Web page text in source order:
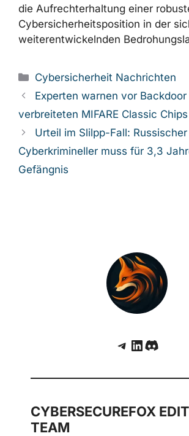
die Aufrechterhaltung einer
Cybersicherheitsposition in der
weiterentwickelnden
Kategorien
Cybersicherheit Nachrichten
Experten warnen vor
verbreiteten MIFARE Classic Chips
Urteil im Slilpp-Fall: Russischer
Cyberkrimineller muss für 3,3
Gefängnis
Telegram
LinkedIn
Discord
CYBERSECUREFOX
TEAM